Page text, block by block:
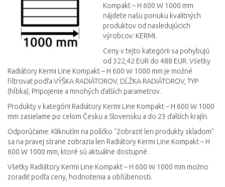
Kompakt – H 600 W 1000 mm
nájdete našu ponuku kvalitných
produktov od nasledujúcich
výrobcov: KERMI.
Ceny v tejto kategórii sa pohybujú
od 322,42 EUR do 488 EUR. Všetky
Radiátory Kermi Line Kompakt – H 600 W 1000 mm je možné
filtrovať podľa VÝŠKA RADIÁTOROV, DĹŽKA RADIÁTOROV, TYP
(hĺbka), Pripojenie a mnohých ďalších parametrov.
Produkty v kategórii Radiátory Kermi Line Kompakt – H 600 W 1000
mm zasielame po celom Česku a Slovensku a do 23 ďalších krajín.
Odporúčame: Kliknutím na políčko "Zobraziť len produkty skladom"
sa na pravej strane zobrazia len Radiátory Kermi Line Kompakt – H
600 W 1000 mm, ktoré sú aktuálne dostupné.
Všetky Radiátory Kermi Line Kompakt – H 600 W 1000 mm možno
zoradiť podľa ceny, hodnotenia a obľúbenosti.